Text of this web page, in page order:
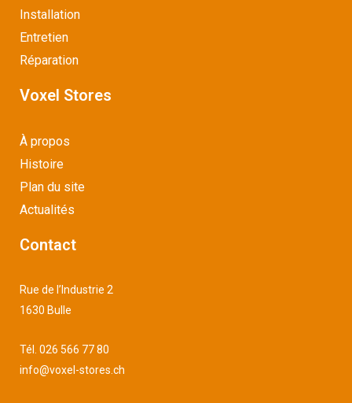
Installation
Entretien
Réparation
Voxel Stores
À propos
Histoire
Plan du site
Actualités
Contact
Rue de l’Industrie 2
1630 Bulle
Tél. 026 566 77 80
info@voxel-stores.ch